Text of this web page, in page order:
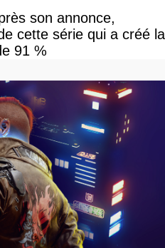
son annonce,
cette série qui a créé la
91 %